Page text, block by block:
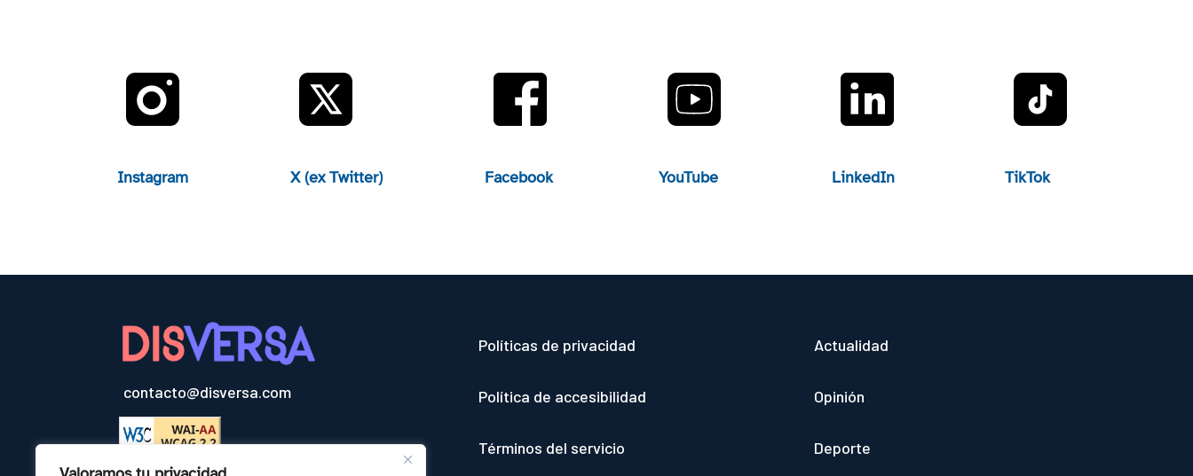
Instagram X (ex Twitter) Facebook YouTube LinkedIn TikTok
contacto@disversa.com
Políticas de privacidad
Política de accesibilidad
Términos del servicio
Actualidad
Opinión
Deporte